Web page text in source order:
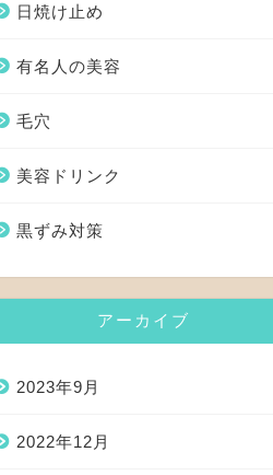
日焼け止め
有名人の美容
毛穴
美容ドリンク
黒ずみ対策
アーカイブ
2023年9月
2022年12月